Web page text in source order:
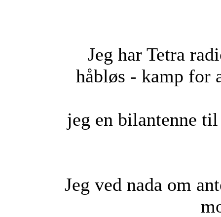
Jeg har Tetra
håbløs - kamp for
jeg en bilantenne
Jeg ved nada om